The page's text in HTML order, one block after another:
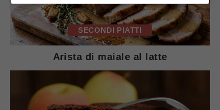
SECONDI PIATTI
Arista di maiale al latte